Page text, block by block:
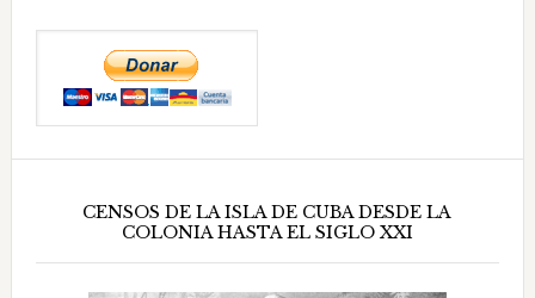
CENSOS DE LA ISLA DE CUBA DESDE LA
COLONIA HASTA EL SIGLO XXI